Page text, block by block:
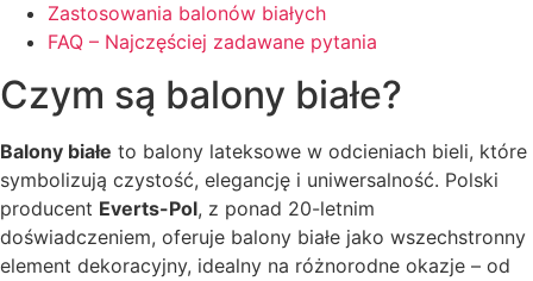
Zastosowania balonów białych
FAQ – Najczęściej zadawane pytania
Czym są balony białe?
Balony białe to balony lateksowe w odcieniach bieli, które
symbolizują czystość, elegancję i uniwersalność. Polski
producent Everts-Pol, z ponad 20-letnim
doświadczeniem, oferuje balony białe jako wszechstronny
element dekoracyjny, idealny na różnorodne okazje – od